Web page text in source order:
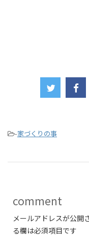
-家づくりの事
comment
メールアドレスが公開
る欄は必須項目です